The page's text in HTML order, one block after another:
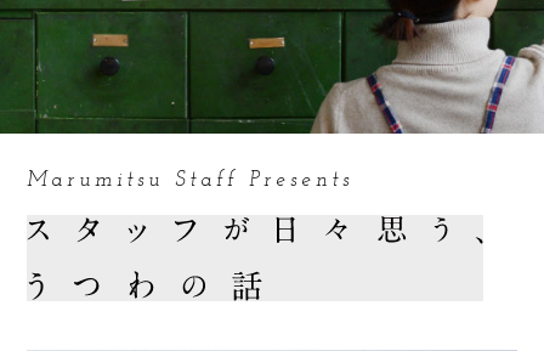
Marumitsu Staff Presents